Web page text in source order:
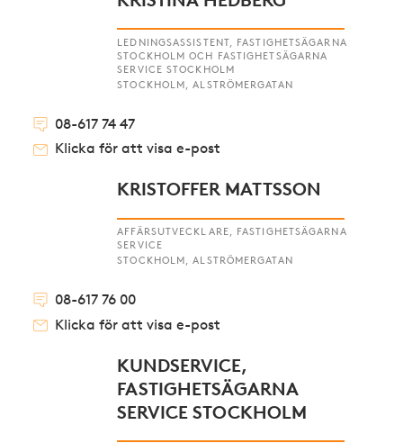
LEDNINGSASSISTENT, FASTIGHETSÄGARNA
STOCKHOLM OCH FASTIGHETSÄGARNA
SERVICE STOCKHOLM
STOCKHOLM, ALSTRÖMERGATAN
08-617 74 47
Klicka för att visa e-post
KRISTOFFER MATTSSON
AFFÄRSUTVECKLARE, FASTIGHETSÄGARNA
SERVICE
STOCKHOLM, ALSTRÖMERGATAN
08-617 76 00
Klicka för att visa e-post
KUNDSERVICE,
FASTIGHETSÄGARNA
SERVICE STOCKHOLM